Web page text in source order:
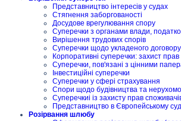
Представництво інтересів у судах
Стягнення заборгованості
Досудове врегулювання спору
Суперечки з органами влади,
Вирішення трудових спорів
Суперечки щодо укладеного договору
Корпоративні суперечки: захист прав
Суперечки, пов'язані з цінними
Інвестиційні суперечки
Суперечки у сфері страхування
Спори щодо будівництва та
Суперечкиі із захисту прав
Представництво в Європейському
Розірвання шлюбу